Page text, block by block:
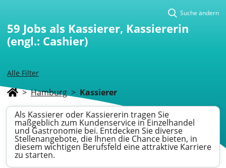
Alle Filter
Suche ändern
59 Jobs als Kassierer, Kassiererin
(engl.: Cashier)
> Hamburg > Kassierer
Als Kassierer oder Kassiererin tragen Sie
maßgeblich zum Kundenservice in Einzelhandel
und Gastronomie bei. Entdecken Sie diverse
Stellenangebote, die Ihnen die Chance bieten, in
diesem wichtigen Berufsfeld eine attraktive Karriere
zu starten.